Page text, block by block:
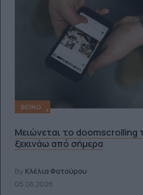
BEING
Μειώνεται το doomscrolling
ξεκινάω από σήμερα
By Κλέλια Φατούρου
05.06.2026